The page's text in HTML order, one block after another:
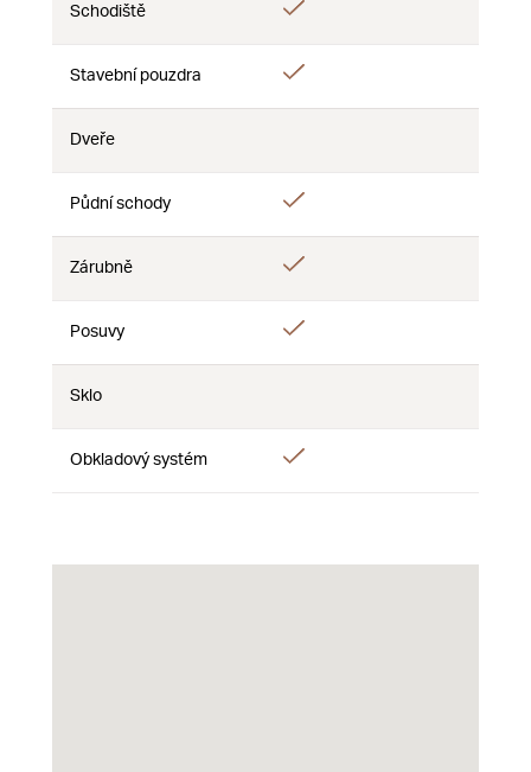
Schodiště Áno
Stavební pouzdra Áno
Dveře
Půdní schody Áno
Zárubně Áno
Posuvy Áno
Sklo
Obkladový systém Áno